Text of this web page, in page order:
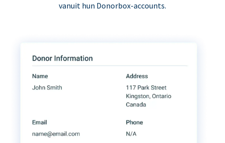
vanuit hun Donorbox-accounts.